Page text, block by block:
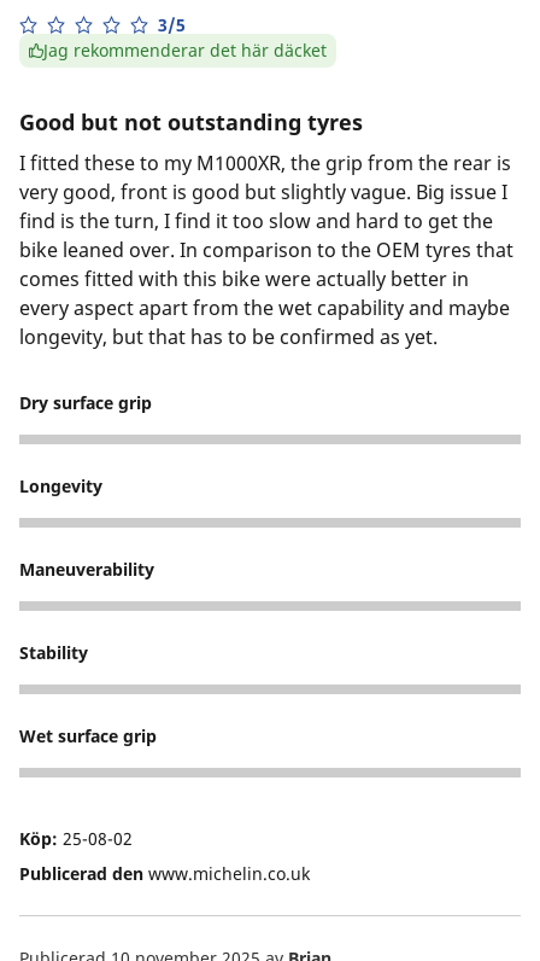
3/5
Jag rekommenderar det här däcket
Good but not outstanding tyres
I fitted these to my M1000XR, the grip from the rear is
very good, front is good but slightly vague. Big issue I
find is the turn, I find it too slow and hard to get the
bike leaned over. In comparison to the OEM tyres that
comes fitted with this bike were actually better in
every aspect apart from the wet capability and maybe
longevity, but that has to be confirmed as yet.
Dry surface grip
4
Longevity
3
Maneuverability
3
Stability
4
Wet surface grip
3
Köp: 25-08-02
Publicerad den www.michelin.co.uk